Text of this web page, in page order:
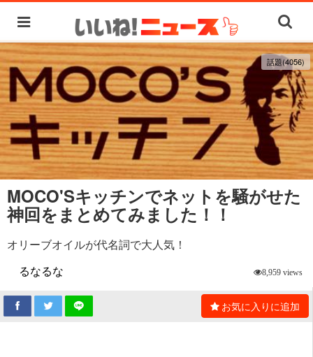
話題(4056)
MOCO'Sキッチンでネットを騒がせた
神回をまとめてみました！！
オリーブオイルが代名詞で大人気！
るなるな
8,959 views
お気に入りに追加